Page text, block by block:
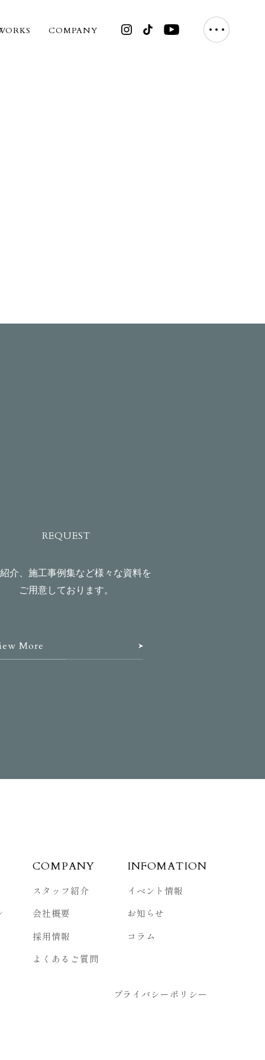
COMPANY
REQUEST
介、施工事例集など様々な資料を
ご用意しております。
More
COMPANY
スタッフ紹介
会社概要
採用情報
よくあるご質問
INFOMATION
イベント情報
お知らせ
コラム
プライバシーポリシー